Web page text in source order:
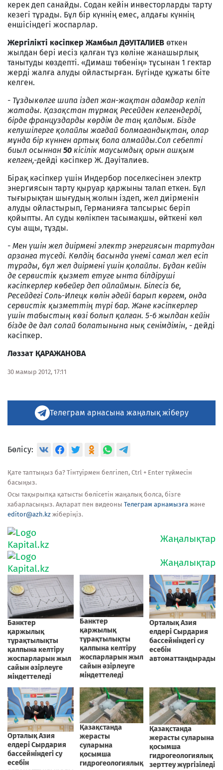
керек деп санайды. Содан кейін инвесторларды тарту
кезегі тұрады. Бұл бір күннің емес, алдағы күннің
еншісіндегі жоспарлар.
Жергілікті кәсіпкер Жамбыл ДӘУІТАЛИЕВ өткен
жылдан бері иесіз қалған тұз көліне жанашырлық
танытуды көздепті. «Димаш төбенің» тұсынан 1 гектар
жерді жалға алуды ойластырған. Бүгінде құжаты біте
келген.
- Тұздыкөлге шипа іздеп жан-жақтан адамдар келіп
жатады. Қазақстан тұрмақ Ресейден келгендерді,
бірде француздарды көрдім де таң қалдым. Бізде
келушілерге қолайлы жағдай болмағандықтан, олар
мұнда бір күннен артық бола алмайды.Сол себепті
биыл осыннан 50 кісілік маусымдық орын ашқым
келген,-дейді кәсіпкер Ж. Дәуіталиев.
Бірақ кәсіпкер үшін Индербор поселкесінен электр
энергиясын тарту қыруар қаржыны талап еткен. Бұл
тығырықтан шығудың жолын іздеп, жел диірменін
алуды ойластырып, Германияға тапсырыс беріп
қойыпты. Ал суды көлікпен тасымақшы, өйткені көл
суы ащы, тұзды.
- Мен үшін жел диірмені электр энергиясын тартудан
арзанға түседі. Көлдің басында үнемі самал жел есіп
тұрады, бұл жел диірмені үшін қолайлы. Бұдан кейін
де сервистік қызмет етуге ынта білдіруші
кәсіпкерлер көбейер деп ойлаймын. Білесіз бе,
Ресейдегі Соль-Илецк көлін әдейі барып көргем, онда
сервистік қызметтің түрі бар. Және кәсіпкерлер
үшін табыстың көзі болып қалған. 5-6 жылдан кейін
бізде де дәл солай болатынына нық сенімдімін, - дейді
кәсіпкер.
Ләззат ҚАРАЖАНОВА
30 мамыр 2012, 17:11
Телеграм арнасына жаңалық жіберу
Бөлісу:
Қате таптыңыз ба? Тінтуірмен белгілеп, Ctrl + Enter түймесін
басыңыз.
Осы тақырыпқа қатысты бөлісетін жаңалық болса, бізге
хабарласыңыз. Ақпарат пен видеоны Телеграм арнамызға және
editor@azh.kz жіберіңіз.